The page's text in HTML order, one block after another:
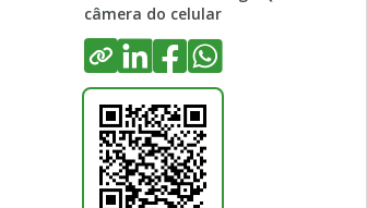
câmera do celular